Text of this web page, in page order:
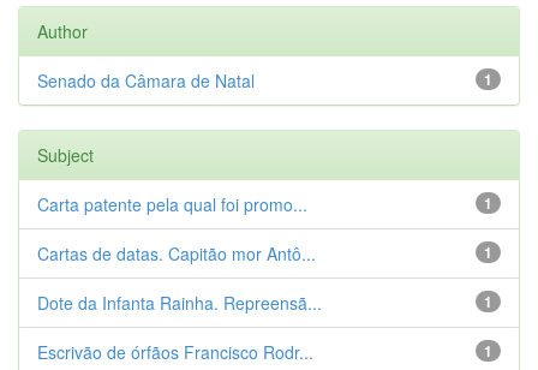
Author
1
Senado da Câmara de Natal
Subject
1
Carta patente pela qual foi promo...
1
Cartas de datas. Capitão mor Antô...
1
Dote da Infanta Rainha. Repreensã...
1
Escrivão de órfãos Francisco Rodr...